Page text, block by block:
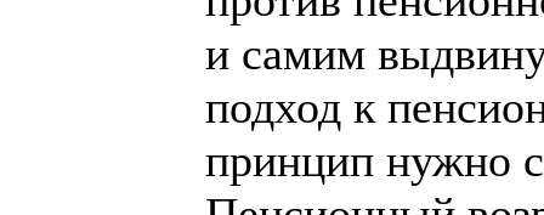
и самим
подход к
принцип нужно